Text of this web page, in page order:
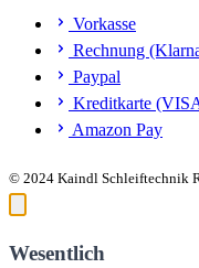
Vorkasse
Rechnung
Paypal
Kreditkarte
Amazon Pay
© 2024 Kaindl Schleiftechnik
Wesentlich